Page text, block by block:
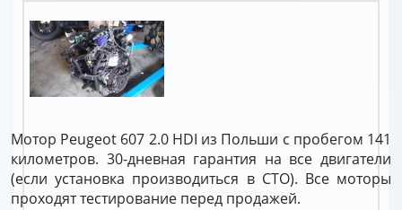
Мотор Peugeot 607 2.0 HDI из Польши с пробегом 141
километров. 30-дневная гарантия на все двигатели
(если установка производиться в СТО). Все моторы
проходят тестирование перед продажей.